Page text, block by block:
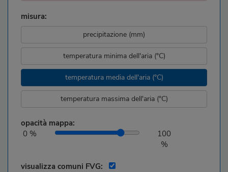
misura:
precipitazione (mm)
temperatura minima dell'aria (°C)
temperatura media dell'aria (°C)
temperatura massima dell'aria (°C)
opacità mappa:
0 %
100
%
visualizza comuni FVG: